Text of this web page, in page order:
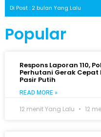
Di Post : 2 bulan Yang Lalu
Popular
Respons Laporan 110,
Perhutani Gerak
Pasir Putih
READ MORE »
12 menit Yang Lalu 12